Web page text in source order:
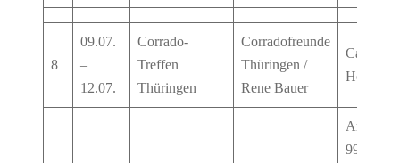
8
09.07.
–
12.07.
Corrado-
Treffen
Thüringen
Corradofreunde
Thüringen /
Rene Bauer
Am
99448